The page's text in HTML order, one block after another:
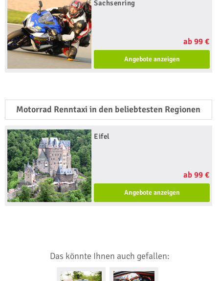
Sachsenring
ab 99 €
Angebote anzeigen
Motorrad Renntaxi in den beliebtesten Regionen
Eifel
ab 99 €
Angebote anzeigen
Das könnte Ihnen auch gefallen: